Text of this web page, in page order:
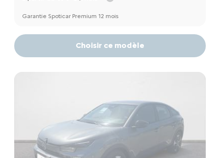
Garantie Spoticar Premium 12 mois
Choisir ce modèle